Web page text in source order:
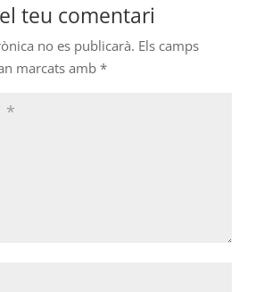
teu comentari
no es publicarà. Els camps
marcats amb *